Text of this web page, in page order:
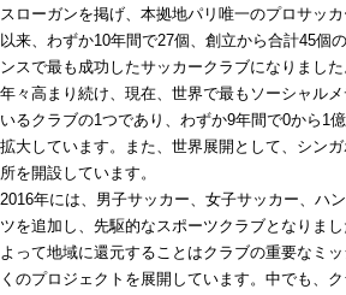
スローガンを掲げ、本拠地パリ唯一のプロサッ
以来、わずか10年間で27個、創立から合計45個
ンスで最も成功したサッカークラブになりまし
年々高まり続け、現在、世界で最もソーシャル
いるクラブの1つであり、わずか9年間で0から1
拡大しています。また、世界展開として、シン
所を開設しています。
2016年には、男子サッカー、女子サッカー、ハ
ツを追加し、先駆的なスポーツクラブとなりま
よって地域に還元することはクラブの重要なミ
くのプロジェクトを展開しています。中でも、